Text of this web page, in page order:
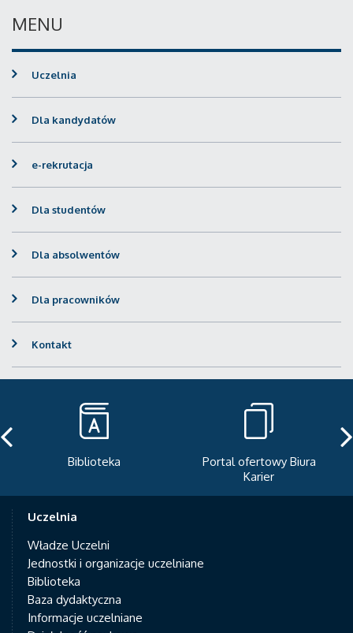
MENU
Uczelnia
Dla kandydatów
e-rekrutacja
Dla studentów
Dla absolwentów
Dla pracowników
Kontakt
Portal ofertowy Biura
Newsletter
Uczelnia
Władze Uczelni
Jednostki i organizacje uczelniane
Biblioteka
Baza dydaktyczna
Informacje uczelniane